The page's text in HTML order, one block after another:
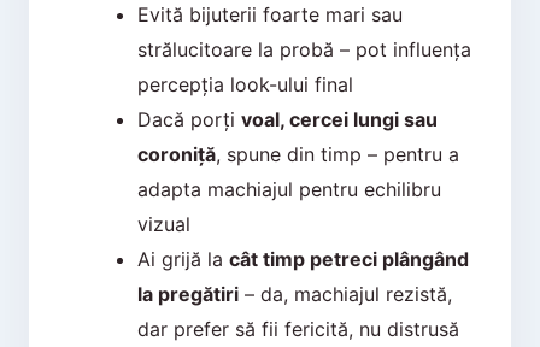
Evită bijuterii foarte mari sau
strălucitoare la probă – pot influența
percepția look-ului final
Dacă porți voal, cercei lungi sau
coroniță, spune din timp – pentru a
adapta machiajul pentru echilibru
vizual
Ai grijă la cât timp petreci plângând
la pregătiri– da, machiajul rezistă,
dar prefer să fii fericită, nu distrusă